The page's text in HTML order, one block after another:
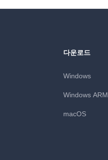
다운로드
Windows
Windows ARM
macOS